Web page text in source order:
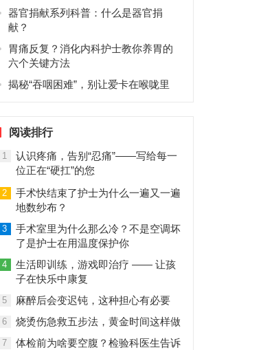
器官捐献系列科普：什么是器官捐
献？
胃痛反复？消化内科护士教你养胃的
六个关键方法
揭秘“吞咽困难”，别让爱卡在喉咙里
阅读排行
1
认识疼痛，告别“忍痛”——写给每一
位正在“硬扛”的您
2
手术快结束了护士为什么一遍又一遍
地数纱布？
3
手术室里为什么那么冷？不是空调坏
了是护士在用温度保护你
4
生活即训练，游戏即治疗 —— 让孩
子在快乐中康复
5 麻醉后会变迟钝，这种担心有必要
6 烧烫伤急救五步法，黄金时间这样做
7
体检前为啥要空腹？检验科医生告诉